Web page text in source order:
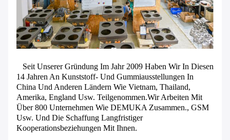
Seit Unserer Gründung Im Jahr 2009 Haben Wir In Diesen
14 Jahren An Kunststoff- Und Gummiausstellungen In
China Und Anderen Ländern Wie Vietnam, Thailand,
Amerika, England Usw. Teilgenommen.Wir Arbeiten Mit
Über 800 Unternehmen Wie DEMUKA Zusammen., GSM
Usw. Und Die Schaffung Langfristiger
Kooperationsbeziehungen Mit Ihnen.